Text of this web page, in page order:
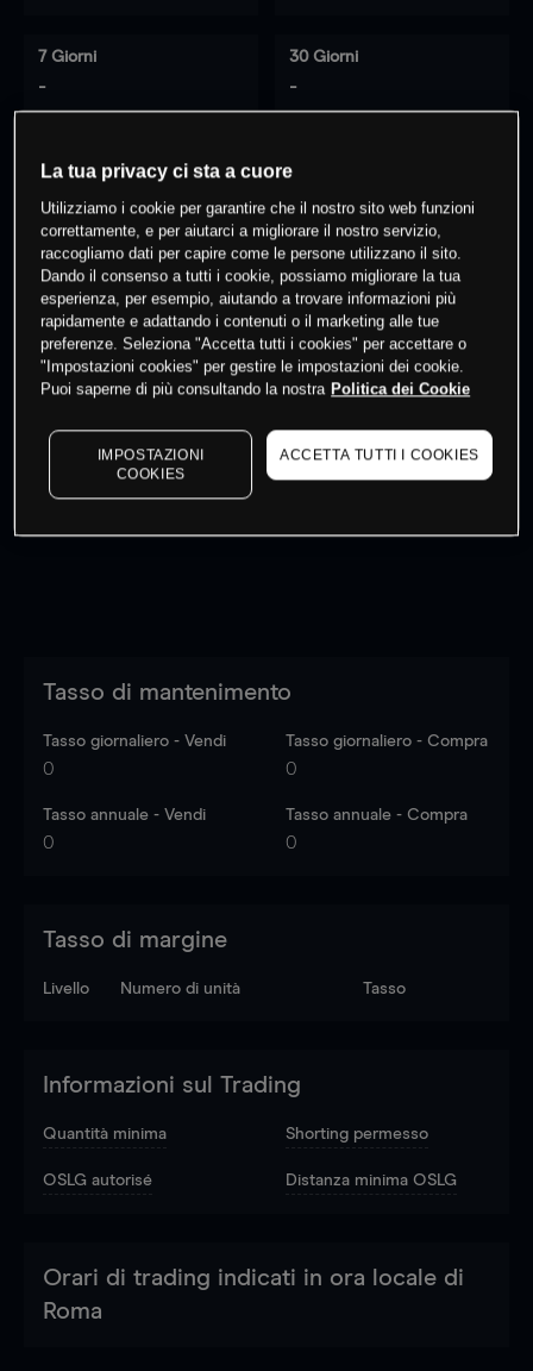
7 Giorni
-
30 Giorni
-
% dei clienti hanno posizioni
questo prodotto
Fai trading
I prezzi sono solo indicativi. Accediper vedere gli ultimi
dati di mercato
to see latest market data
Tasso di mantenimento
Tasso giornaliero - Vendi
0
Tasso giornaliero - Compra
0
Tasso annuale - Vendi
0
Tasso annuale - Compra
0
Tasso di margine
Livello Numero di unità Tasso
Informazioni sul Trading
Quantità minima Shorting permesso
OSLG autorisé Distanza minima OSLG
Orari di trading indicati in ora locale di
Roma
La tua privacy ci sta a cuore
Utilizziamo i cookie per garantire che il nostro sito web funzioni
correttamente, e per aiutarci a migliorare il nostro servizio,
raccogliamo dati per capire come le persone utilizzano il sito.
Dando il consenso a tutti i cookie, possiamo migliorare la tua
esperienza, per esempio, aiutando a trovare informazioni più
rapidamente e adattando i contenuti o il marketing alle tue
preferenze. Seleziona "Accetta tutti i cookies" per accettare o
"Impostazioni cookies" per gestire le impostazioni dei cookie.
Puoi saperne di più consultando la nostra Politica dei Cookie
IMPOSTAZIONI
COOKIES
ACCETTA TUTTI I COOKIES